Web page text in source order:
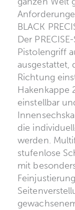
BLACK
Der
Pistolengriff
ausgestattet,
Richtung
Hakenkappe
einstellbar
die
werden.
stufenlose
mit